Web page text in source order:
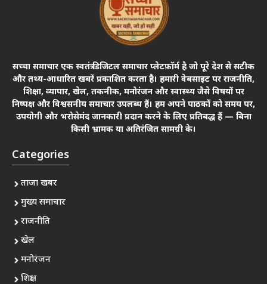
सच्चा समाचार एक स्वतंत्र डिजिटल समाचार प्लेटफ़ॉर्म है जो पूरे देश से सटीक
और तथ्य-आधारित खबरें प्रकाशित करता है। हमारी वेबसाइट पर राजनीति,
शिक्षा, व्यापार, खेल, तकनीक, मनोरंजन और स्वास्थ्य जैसे विषयों पर
निष्पक्ष और विश्वसनीय समाचार उपलब्ध हैं। हम अपने पाठकों को समय पर,
उपयोगी और भरोसेमंद जानकारी प्रदान करने के लिए प्रतिबद्ध हैं — बिना
किसी भ्रामक या अतिरंजित सामग्री के।
Categories
ताजा खबर
मुख्य समाचार
राजनीति
खेल
मनोरंजन
शिक्षा